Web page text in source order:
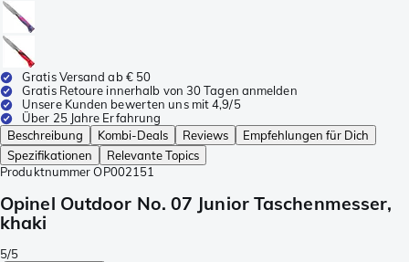
Gratis Versand ab € 50
Gratis Retoure innerhalb von 30 Tagen anmelden
Unsere Kunden bewerten uns mit 4,9/5
Über 25 Jahre Erfahrung
Beschreibung
Kombi-Deals Reviews
Empfehlungen für Dich
Spezifikationen
Relevante Topics
Produktnummer OP002151
Opinel Outdoor No. 07 Junior Taschenmesser,
khaki
5/5